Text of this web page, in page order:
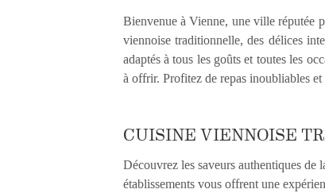
Bienvenue à Vienne, une ville réputée
viennoise traditionnelle, des délices
adaptés à tous les goûts et toutes les
à offrir. Profitez de repas inoubliables
CUISINE VIENNOISE
Découvrez les saveurs authentiques de
établissements vous offrent une